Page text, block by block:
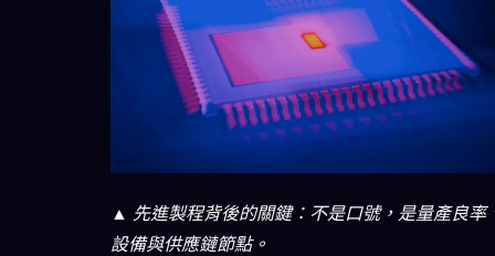
▲ 先進製程背後的關鍵：不是口號，是量產良率
設備與供應鏈節點。